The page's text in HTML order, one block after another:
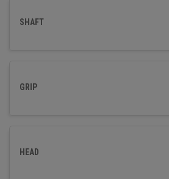
SHAFT
GRIP
HEAD